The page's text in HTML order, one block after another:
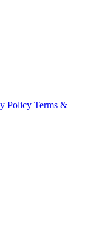
Policy Terms &